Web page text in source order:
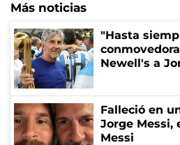
Más noticias
"Hasta
Newell's a
Falleció en
Jorge Messi,
Messi